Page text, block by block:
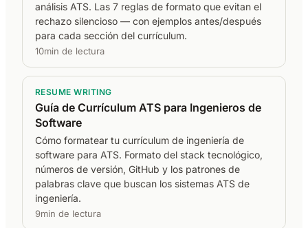
análisis ATS. Las 7 reglas de formato que evitan el
rechazo silencioso — con ejemplos antes/después
para cada sección del currículum.
10min de lectura
RESUME WRITING
Guía de Currículum ATS para Ingenieros de
Software
Cómo formatear tu currículum de ingeniería de
software para ATS. Formato del stack tecnológico,
números de versión, GitHub y los patrones de
palabras clave que buscan los sistemas ATS de
ingeniería.
9min de lectura